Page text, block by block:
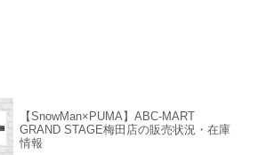
【SnowMan×PUMA】ABC-MART
GRAND STAGE梅田店の販売状況・在庫
情報